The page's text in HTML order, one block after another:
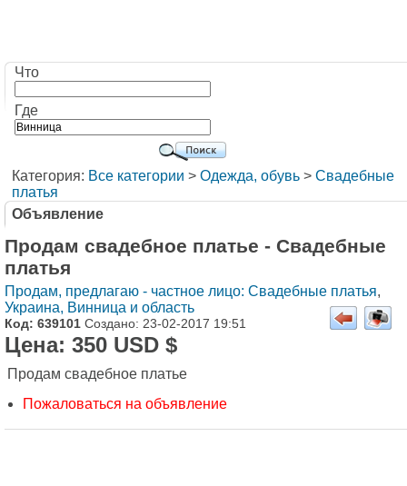
Что
Где
Категория: Все категории > Одежда, обувь > Свадебные
платья
Объявление
Продам свадебное платье - Свадебные
платья
Продам, предлагаю - частное лицо: Свадебные платья,
Украина, Винница и область
Код: 639101 Создано: 23-02-2017 19:51
Цена: 350 USD $
Продам свадебное платье
Пожаловаться на объявление